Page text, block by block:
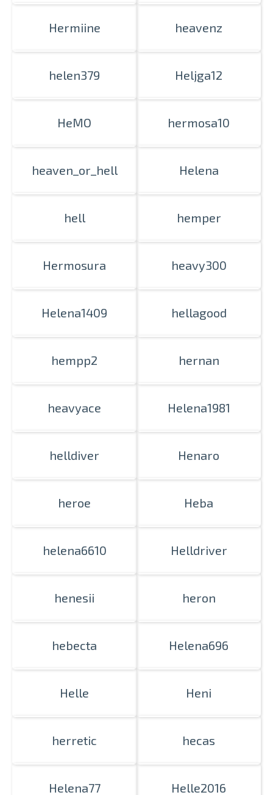
tiešsaistē
jūsu foto
Piegāde visā Latvijā vai
saņemšana klātienē
Hermiine heavenz
helen379 Heljga12
HeMO hermosa10
heaven_or_hell Helena
hell hemper
Hermosura heavy300
Helena1409 hellagood
hempp2 hernan
heavyace Helena1981
helldiver Henaro
heroe Heba
helena6610 Helldriver
henesii heron
hebecta Helena696
Helle Heni
herretic hecas
Helena77 Helle2016